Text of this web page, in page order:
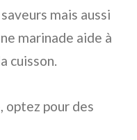
mais aussi
marinade aide à
cuisson.
optez pour des